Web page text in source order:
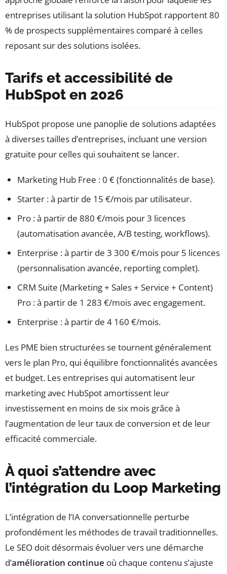
entreprises utilisant la solution HubSpot rapportent 80
% de prospects supplémentaires comparé à celles
reposant sur des solutions isolées.
Tarifs et accessibilité de
HubSpot en 2026
HubSpot propose une panoplie de solutions adaptées
à diverses tailles d’entreprises, incluant une version
gratuite pour celles qui souhaitent se lancer.
Marketing Hub Free : 0 € (fonctionnalités de base).
Starter : à partir de 15 €/mois par utilisateur.
Pro : à partir de 880 €/mois pour 3 licences
(automatisation avancée, A/B testing, workflows).
Enterprise : à partir de 3 300 €/mois pour 5 licences
(personnalisation avancée, reporting complet).
CRM Suite (Marketing + Sales + Service + Content)
Pro : à partir de 1 283 €/mois avec engagement.
Enterprise : à partir de 4 160 €/mois.
Les PME bien structurées se tournent généralement
vers le plan Pro, qui équilibre fonctionnalités avancées
et budget. Les entreprises qui automatisent leur
marketing avec HubSpot amortissent leur
investissement en moins de six mois grâce à
l’augmentation de leur taux de conversion et de leur
efficacité commerciale.
À quoi s’attendre avec
l’intégration du Loop Marketing
L’intégration de l’IA conversationnelle perturbe
profondément les méthodes de travail traditionnelles.
Le SEO doit désormais évoluer vers une démarche
d’amélioration continue où chaque contenu s’ajuste